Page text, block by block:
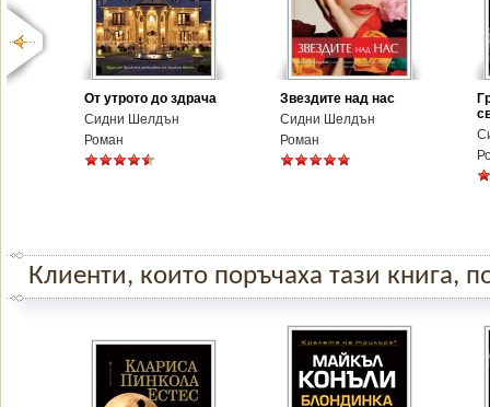
От утрото до здрача
Сидни Шелдън
Роман
Звездите над нас
Сидни Шелдън
Роман
Клиенти, които поръчаха тази книга,